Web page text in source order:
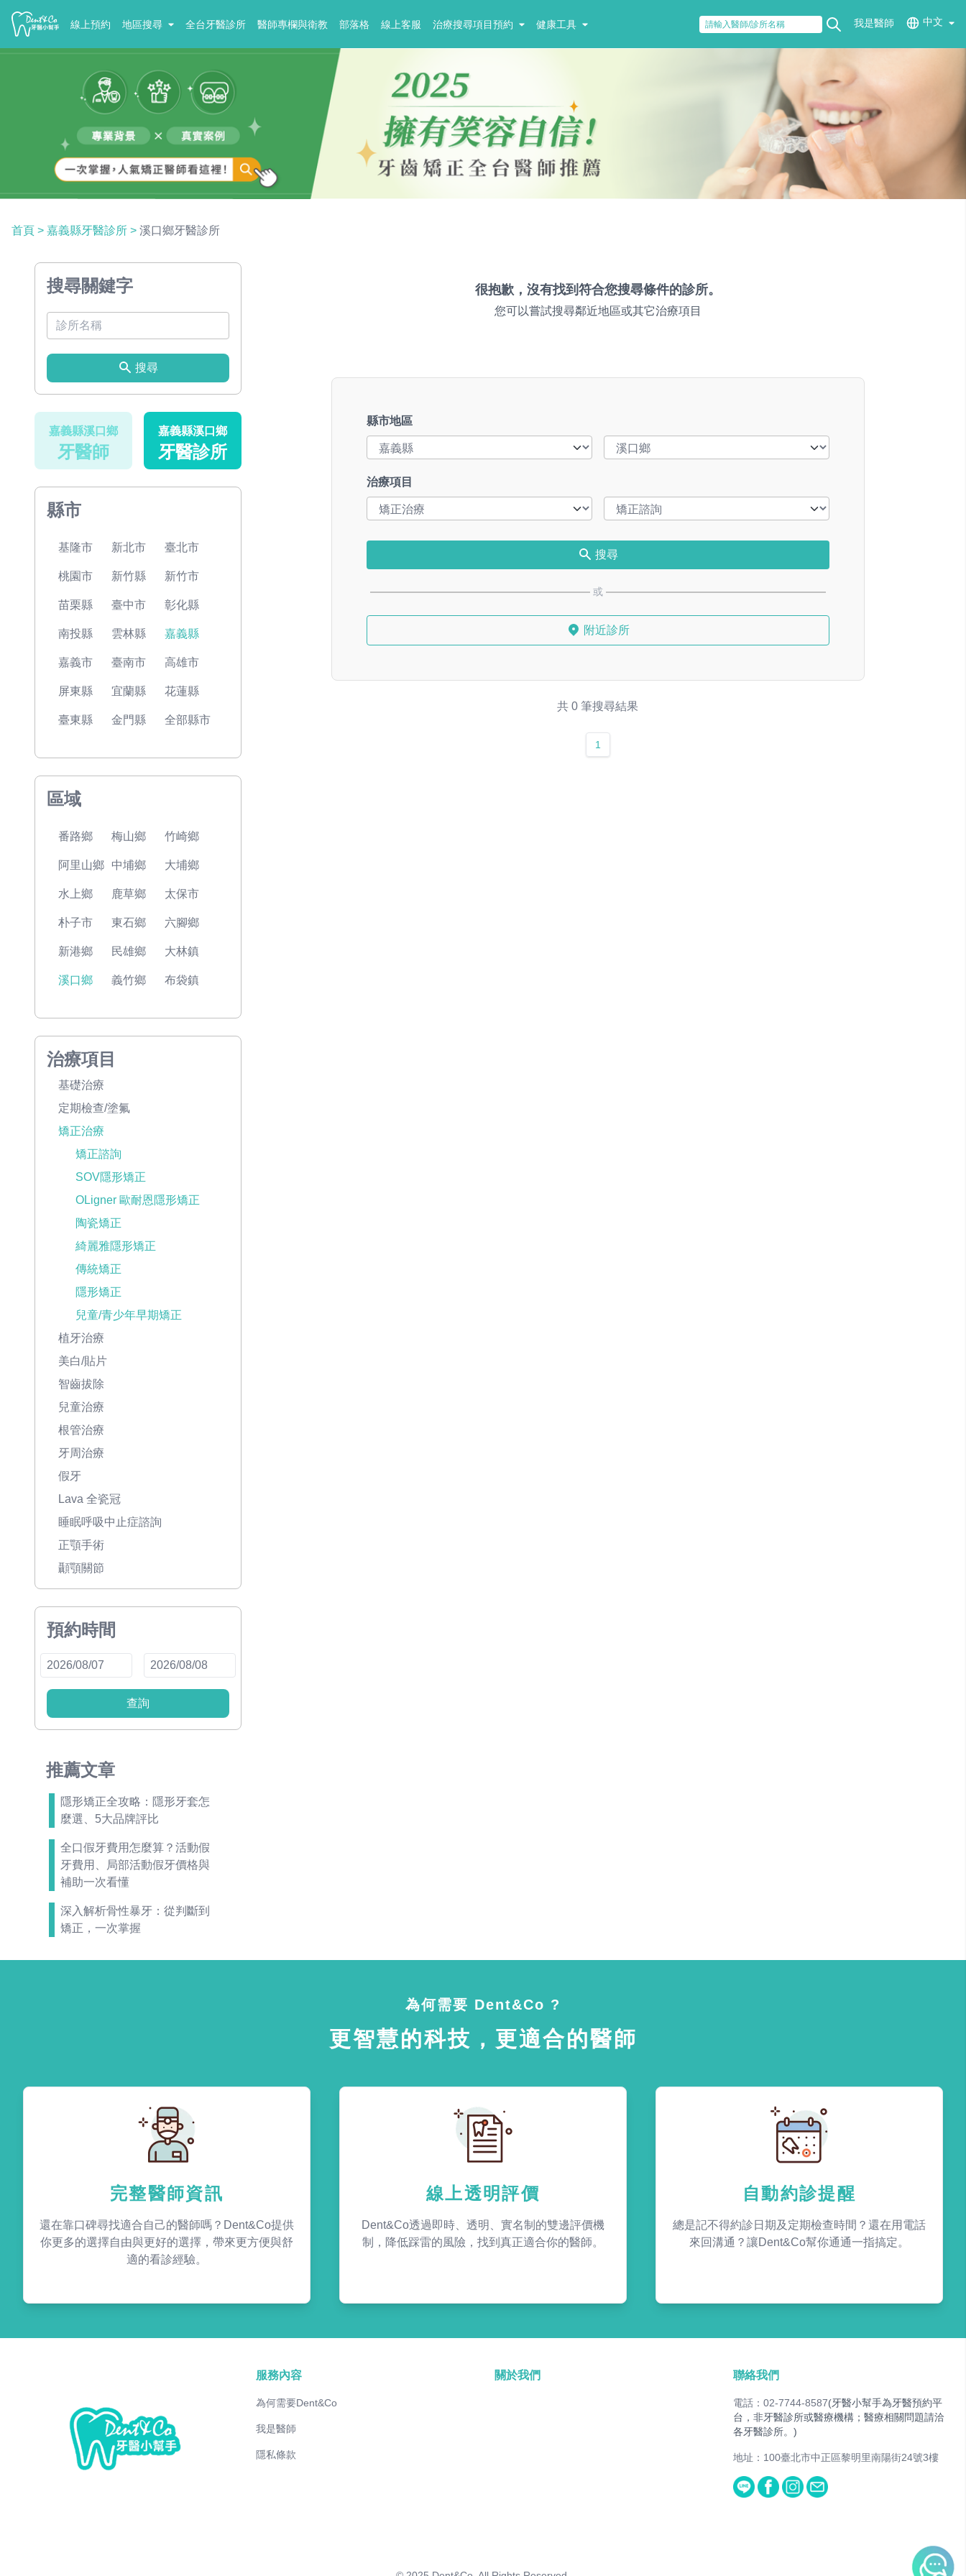
線上預約 地區搜尋 全台牙醫診所 醫師專欄與衛教 部落格 線上客服 治療搜尋項目預約 健康工具 我是醫師 中文
首頁 > 嘉義縣牙醫診所 > 溪口鄉牙醫診所
搜尋關鍵字
搜尋
嘉義縣溪口鄉
牙醫師
嘉義縣溪口鄉
牙醫診所
縣市
基隆市 新北市 臺北市
桃園市 新竹縣 新竹市
苗栗縣 臺中市 彰化縣
南投縣 雲林縣 嘉義縣
嘉義市 臺南市 高雄市
屏東縣 宜蘭縣 花蓮縣
臺東縣 金門縣 全部縣市
區域
番路鄉 梅山鄉 竹崎鄉
阿里山鄉 中埔鄉 大埔鄉
水上鄉 鹿草鄉 太保市
朴子市 東石鄉 六腳鄉
新港鄉 民雄鄉 大林鎮
溪口鄉 義竹鄉 布袋鎮
治療項目
基礎治療
定期檢查/塗氟
矯正治療
矯正諮詢
SOV隱形矯正
OLigner 歐耐恩隱形矯正
陶瓷矯正
綺麗雅隱形矯正
傳統矯正
隱形矯正
兒童/青少年早期矯正
植牙治療
美白/貼片
智齒拔除
兒童治療
根管治療
牙周治療
假牙
Lava 全瓷冠
睡眠呼吸中止症諮詢
正顎手術
顳顎關節
預約時間
查詢
推薦文章
隱形矯正全攻略：隱形牙套怎
麼選、5大品牌評比
全口假牙費用怎麼算？活動假
牙費用、局部活動假牙價格與
補助一次看懂
深入解析骨性暴牙：從判斷到
矯正，一次掌握
很抱歉，沒有找到符合您搜尋條件的診所。
您可以嘗試搜尋鄰近地區或其它治療項目
縣市地區
治療項目
搜尋
或
附近診所
共 0 筆搜尋結果
1
為何需要 Dent&Co ?
更智慧的科技，更適合的醫師
完整醫師資訊
還在靠口碑尋找適合自己的醫師嗎？Dent&Co提供
你更多的選擇自由與更好的選擇，帶來更方便與舒
適的看診經驗。
線上透明評價
Dent&Co透過即時、透明、實名制的雙邊評價機
制，降低踩雷的風險，找到真正適合你的醫師。
自動約診提醒
總是記不得約診日期及定期檢查時間？還在用電話
來回溝通？讓Dent&Co幫你通通一指搞定。
服務內容
為何需要Dent&Co
我是醫師
隱私條款
關於我們 聯絡我們
電話：02-7744-8587(牙醫小幫手為牙醫預約平
台，非牙醫診所或醫療機構；醫療相關問題請洽
各牙醫診所。)
地址：100臺北市中正區黎明里南陽街24號3樓